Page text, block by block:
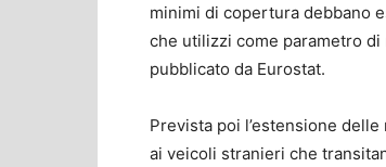
minimi di copertura debbano
che utilizzi come parametro
pubblicato da Eurostat.
Prevista poi l’estensione delle
ai veicoli stranieri che